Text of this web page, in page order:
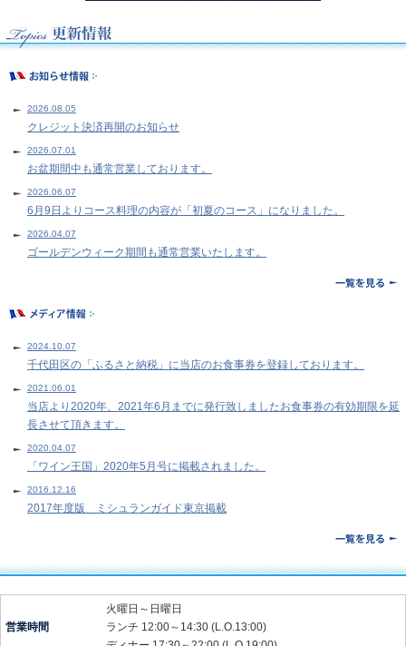
2026.08.05
クレジット決済再開のお知らせ
2026.07.01
お盆期間中も通常営業しております。
2026.06.07
6月9日よりコース料理の内容が「初夏のコース」になりました。
2026.04.07
ゴールデンウィーク期間も通常営業いたします。
2024.10.07
千代田区の「ふるさと納税」に当店のお食事券を登録しております。
2021.06.01
当店より2020年、2021年6月までに発行致しましたお食事券の有効期限を延
長させて頂きます。
2020.04.07
「ワイン王国」2020年5月号に掲載されました。
2016.12.16
2017年度版 ミシュランガイド東京掲載
営業時間
火曜日～日曜日
ランチ 12:00～14:30 (L.O.13:00)